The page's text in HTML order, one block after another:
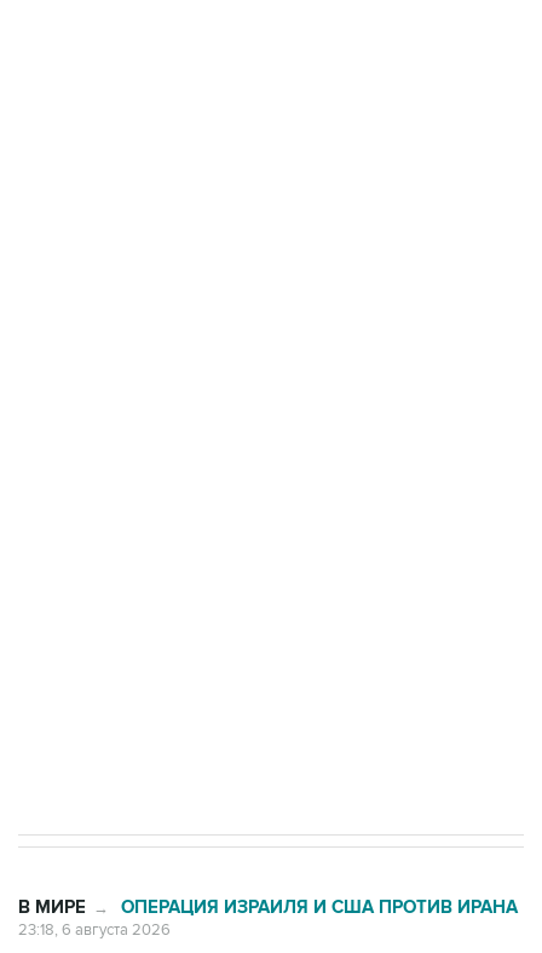
В МИРЕ → ОПЕРАЦИЯ ИЗРАИЛЯ И США ПРОТИВ ИРАНА
23:18, 6 августа 2026